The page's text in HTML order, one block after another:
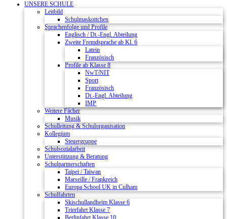
UNSERE SCHULE
Leitbild
Schulmaskottchen
Sprachenfolge und Profile
Englisch / Dt.-Engl. Abteilung
Zweite Fremdsprache ab Kl. 6
Latein
Französisch
Profile ab Klasse 8
NwT/NIT
Sport
Französisch
Dt.-Engl. Abteilung
IMP
Weitere Fächer
Musik
Schulleitung & Schulorganisation
Kollegium
Steuergruppe
Schulsozialarbeit
Unterstützung & Beratung
Schulpartnerschaften
Taipei / Taiwan
Marseille / Frankreich
Europa School UK in Culham
Schulfahrten
Skischullandheim Klasse 6
Trierfahrt Klasse 7
Berlinfahrt Klasse 10